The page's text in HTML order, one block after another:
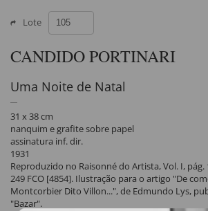
Lote
CANDIDO PORTINARI
Uma Noite de Natal
31 x 38 cm
nanquim e grafite sobre papel
assinatura inf. dir.
1931
Reproduzido no Raisonné do Artista, Vol. I, pág.
249 FCO [4854]. Ilustração para o artigo "De
Montcorbier Dito Villon...", de Edmundo Lys,
"Bazar".